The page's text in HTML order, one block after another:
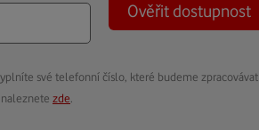
Ověřit dostupnost
své telefonní číslo, které budeme zpracovávat
zde